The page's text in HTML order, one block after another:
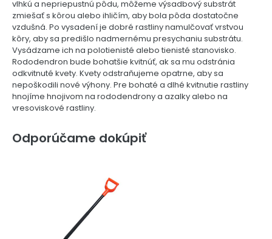
vlhkú a nepriepustnú pôdu, môžeme výsadbový substrát
zmiešať s kôrou alebo ihličím, aby bola pôda dostatočne
vzdušná. Po vysadení je dobré rastliny namulčovať vrstvou
kôry, aby sa predišlo nadmernému presychaniu substrátu.
Vysádzame ich na polotienisté alebo tienisté stanovisko.
Rododendron bude bohatšie kvitnúť, ak sa mu odstránia
odkvitnuté kvety. Kvety odstraňujeme opatrne, aby sa
nepoškodili nové výhony. Pre bohaté a dlhé kvitnutie rastliny
hnojíme hnojivom na rododendrony a azalky alebo na
vresoviskové rastliny.
Odporúčame dokúpiť